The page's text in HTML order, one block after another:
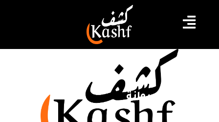
إطارات الديوانة